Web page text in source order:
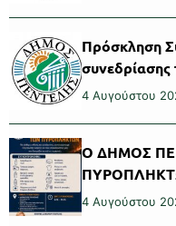
Πρόσκληση
συνεδρίασης
4 Αυγούστου
Ο ΔΗΜΟΣ
4 Αυγούστου